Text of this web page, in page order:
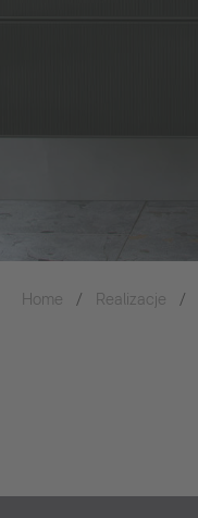
Home Realizacje